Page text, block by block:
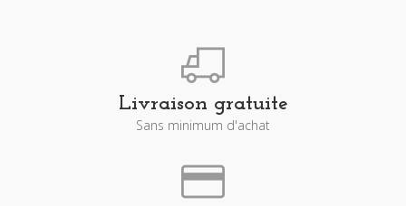
Livraison gratuite
Sans minimum d'achat